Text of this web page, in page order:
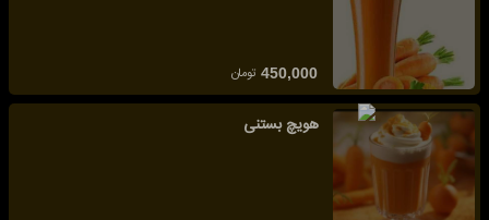
450,000 تومان
هویچ بستنی